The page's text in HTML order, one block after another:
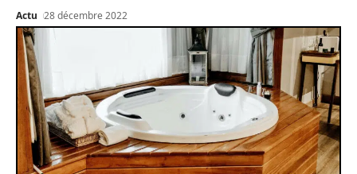
Actu 28 décembre 2022